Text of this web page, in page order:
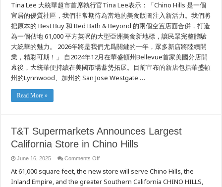
Tina Lee 大統華超市首席執行官Tina Lee表示：「Chino Hills 是一個
宜居的優質社區，我們非常期待為當地的美食版圖注入新活力。我們將
把原本的 Best Buy 和 Bed Bath & Beyond 的兩個空置店面合併，打造
為一個佔地 61,000 平方英呎的大型亞洲美食新地標，讓民眾完整體驗
大統華的魅力。 2026年將是我們尤爲關鍵的一年，眾多新店將陸續開
業，精彩可期！」 自2024年12月在華盛頓州Bellevue首家美國分店開
幕後，大統華便持續在美國市場蓄勢拓展。目前宣布的新店包括華盛頓
州的Lynnwood、加州的 San Jose Westgate …
Read More »
T&T Supermarkets Announces Largest
California Store in Chino Hills
June 16, 2025 Comments Offon
Supermarkets
Announces
Largest
At 61,000 square feet, the new store will serve Chino Hills, the
Inland Empire, and the greater Southern California CHINO HILLS,